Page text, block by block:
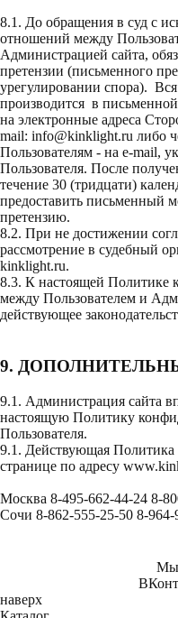
8.1. До обращения в суд с
отношений между
Администрацией сайта,
претензии (письменного
урегулировании спора).
производится в
на электронные адреса
mail: info@kinklight.ru либо
Пользователям - на е-mail,
Пользователя. После
течение 30 (тридцати)
предоставить письменный
претензию.
8.2. При не достижении
рассмотрение в судебный
kinklight.ru.
8.3. К настоящей Политике
между Пользователем и
действующее
9.
9.1. Администрация сайта
настоящую Политику
Пользователя.
9.1. Действующая Политика
странице по адресу
Москва 8-495-662-44-24 8-
Сочи 8-862-555-25-50 8-964-
Мы
наверх